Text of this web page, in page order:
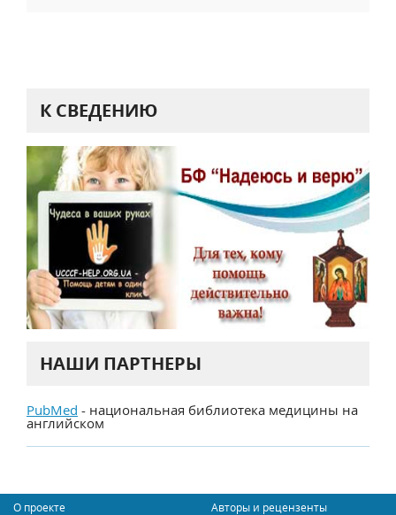
К СВЕДЕНИЮ
НАШИ ПАРТНЕРЫ
PubMed - национальная библиотека медицины на
английском
О проекте Авторы и рецензенты